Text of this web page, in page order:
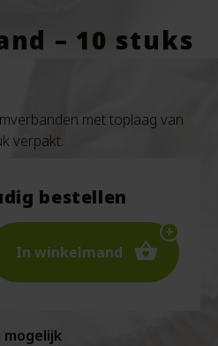
– 10 stuks
met toplaag van
verpakt.
bestellen
In winkelmand
mogelijk